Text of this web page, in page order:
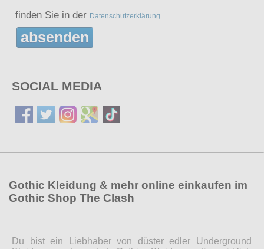
finden Sie in der Datenschutzerklärung
absenden
SOCIAL MEDIA
Gothic Kleidung & mehr online einkaufen im
Gothic Shop The Clash
Du bist ein Liebhaber von düster edler Underground